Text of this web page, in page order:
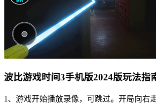
波比游戏时间3手机版2024版玩法指
1、游戏开始播放录像，可跳过。开局向右